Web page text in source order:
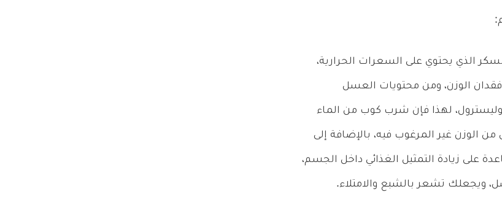
الذي يحتوي على السعرات الحرارية،
فقدان الوزن، ومن محتويات العسل
لهذا فإن شرب كوب من الماء
الوزن غير المرغوب فيه، بالإضافة إلى
على زيادة التمثيل الغذائي داخل الجسم،
ويجعلك تشعر بالشبع والامتلاء.